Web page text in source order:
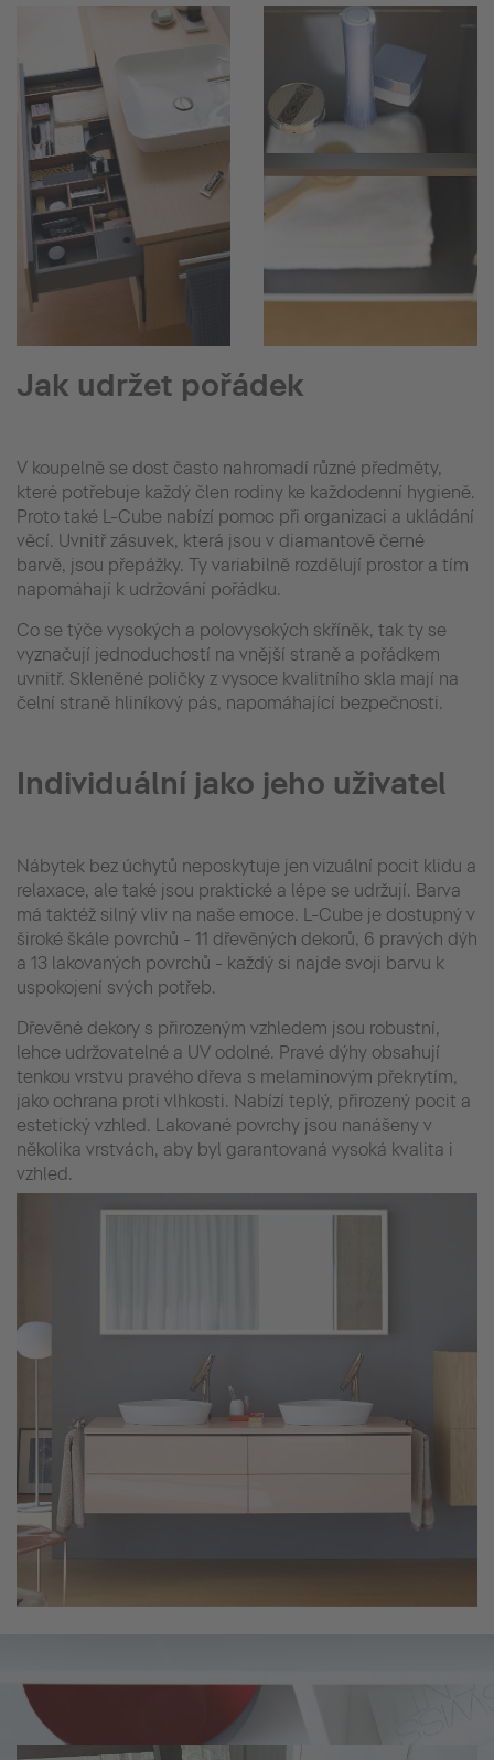
Jak udržet pořádek
V koupelně se dost často nahromadí různé předměty,
které potřebuje každý člen rodiny ke každodenní hygieně.
Proto také L-Cube nabízí pomoc při organizaci a ukládání
věcí. Uvnitř zásuvek, která jsou v diamantově černé
barvě, jsou přepážky. Ty variabilně rozdělují prostor a tím
napomáhají k udržování pořádku.
Co se týče vysokých a polovysokých skříněk, tak ty se
vyznačují jednoduchostí na vnější straně a pořádkem
uvnitř. Skleněné poličky z vysoce kvalitního skla mají na
čelní straně hliníkový pás, napomáhající bezpečnosti.
Individuální jako jeho uživatel
Nábytek bez úchytů neposkytuje jen vizuální pocit klidu a
relaxace, ale také jsou praktické a lépe se udržují. Barva
má taktéž silný vliv na naše emoce. L-Cube je dostupný v
široké škále povrchů - 11 dřevěných dekorů, 6 pravých dýh
a 13 lakovaných povrchů - každý si najde svoji barvu k
uspokojení svých potřeb.
Dřevěné dekory s přirozeným vzhledem jsou robustní,
lehce udržovatelné a UV odolné. Pravé dýhy obsahují
tenkou vrstvu pravého dřeva s melaminovým překrytím,
jako ochrana proti vlhkosti. Nabízí teplý, přirozený pocit a
estetický vzhled. Lakované povrchy jsou nanášeny v
několika vrstvách, aby byl garantovaná vysoká kvalita i
vzhled.